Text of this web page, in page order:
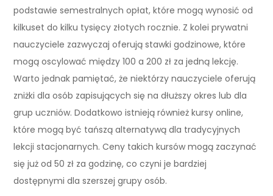
podstawie semestralnych opłat, które mogą wynosić od
kilkuset do kilku tysięcy złotych rocznie. Z kolei prywatni
nauczyciele zazwyczaj oferują stawki godzinowe, które
mogą oscylować między 100 a 200 zł za jedną lekcję.
Warto jednak pamiętać, że niektórzy nauczyciele oferują
zniżki dla osób zapisujących się na dłuższy okres lub dla
grup uczniów. Dodatkowo istnieją również kursy online,
które mogą być tańszą alternatywą dla tradycyjnych
lekcji stacjonarnych. Ceny takich kursów mogą zaczynać
się już od 50 zł za godzinę, co czyni je bardziej
dostępnymi dla szerszej grupy osób.